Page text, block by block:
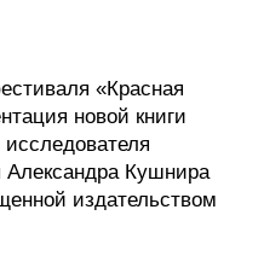
«Красная
новой книги
Александра Кушнира
издательством